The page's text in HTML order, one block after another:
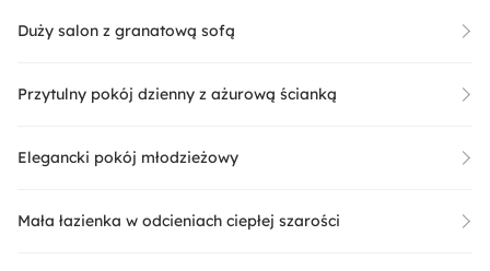
Duży salon z granatową sofą
Przytulny pokój dzienny z ażurową ścianką
Elegancki pokój młodzieżowy
Mała łazienka w odcieniach ciepłej szarości